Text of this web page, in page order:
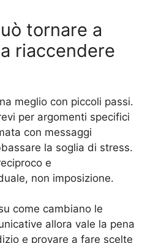
tornare a
riaccendere
meglio con piccoli passi.
per argomenti specifici
con messaggi
la soglia di stress.
e
non imposizione.
come cambiano le
allora vale la pena
e provare a fare scelte